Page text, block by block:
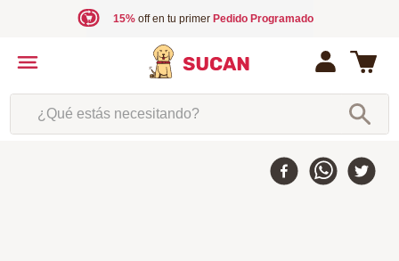
15%off en tu primer Pedido Programado
¿Qué estás necesitando?